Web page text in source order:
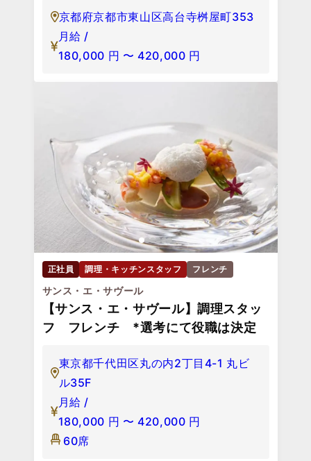
京都府京都市東山区高台寺桝屋町353
月給 /
180,000 円 〜 420,000 円
正社員 調理・キッチンスタッフ フレンチ
サンス・エ・サヴール
【サンス・エ・サヴール】調理スタッ
フ フレンチ *選考にて役職は決定
東京都千代田区丸の内2丁目4-1 丸ビ
ル35F
月給 /
180,000 円 〜 420,000 円
60席